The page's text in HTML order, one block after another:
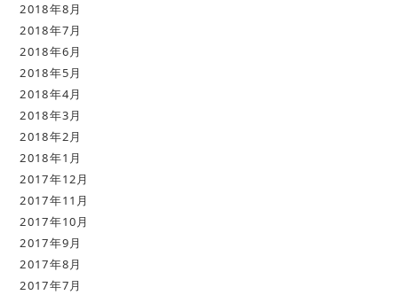
2018年8月
2018年7月
2018年6月
2018年5月
2018年4月
2018年3月
2018年2月
2018年1月
2017年12月
2017年11月
2017年10月
2017年9月
2017年8月
2017年7月